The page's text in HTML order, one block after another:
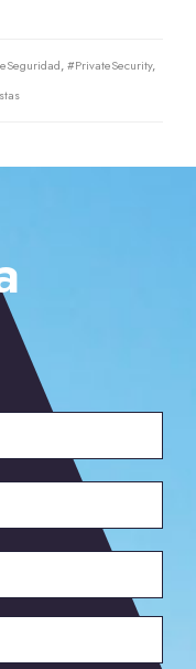
,#PrivateSecurity,
edificios en Santa
privada